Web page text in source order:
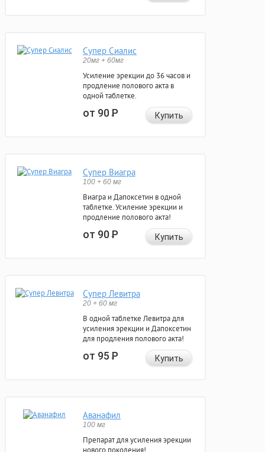
Супер Сиалис
20мг + 60мг
Усиление эрекции до 36 часов и
продление полового акта в
одной таблетке.
от 90Р Купить
Супер Виагра
100 + 60 мг
Виагра и Дапоксетин в одной
таблетке. Усиление эрекции и
продление полового акта!
от 90Р Купить
Супер Левитра
20 + 60 мг
В одной таблетке Левитра для
усиления эрекции и Дапоксетин
для продления полового акта!
от 95Р Купить
Аванафил
100 мг
Препарат для усиления эрекции